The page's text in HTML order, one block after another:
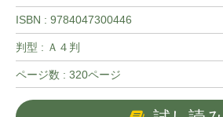
ISBN : 9784047300446
判型 : Ａ４判
ページ数 : 320ページ